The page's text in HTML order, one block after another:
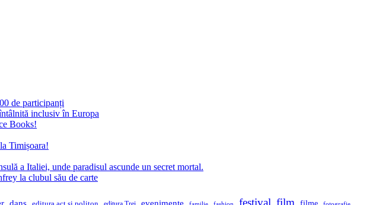
de participanți
inclusiv în Europa
Books!
Timișoara!
a Italiei, unde paradisul ascunde un secret mortal.
la clubul său de carte
festival film